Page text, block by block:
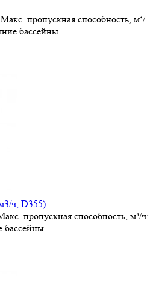
Макс. пропускная способность, м³/
бассейны
ч, D355)
пропускная способность, м³/ч:
бассейны